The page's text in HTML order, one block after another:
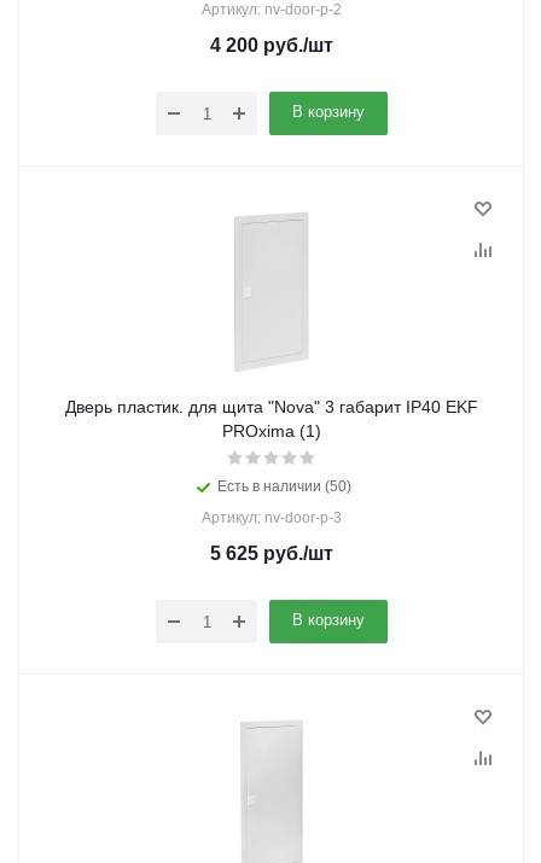
Артикул: nv-door-p-2
4 200 руб./шт
В корзину
Дверь пластик. для щита "Nova" 3 габарит IP40 EKF
PROxima (1)
Есть в наличии (50)
Артикул: nv-door-p-3
5 625 руб./шт
В корзину